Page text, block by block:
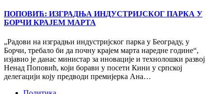
ПОПОВИЋ: ИЗГРАДЊА ИНДУСТРИЈСКОГ ПАРКА У
БОРЧИ КРАЈЕМ МАРТА
„Радови на изградњи индустријског парка у Београду, у
Борчи, требало би да почну крајем марта наредне године“,
изјавио је данас министар за иновације и технолошки развој
Ненад Поповић, који борави у посети Кини у српској
делегацији коју предводи премијерка Ана…